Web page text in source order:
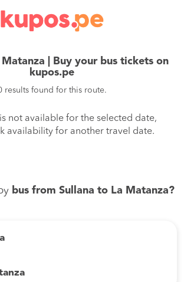
| Buy your bus tickets on
kupos.pe
results found for this route.
is not available for the selected date,
availability for another travel date.
bus from Sullana to La Matanza?